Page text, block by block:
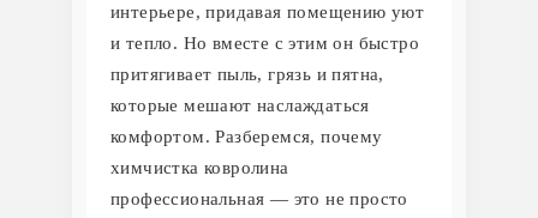
интерьере, придавая помещению уют
и тепло. Но вместе с этим он быстро
притягивает пыль, грязь и пятна,
которые мешают наслаждаться
комфортом. Разберемся, почему
химчистка ковролина
профессиональная — это не просто